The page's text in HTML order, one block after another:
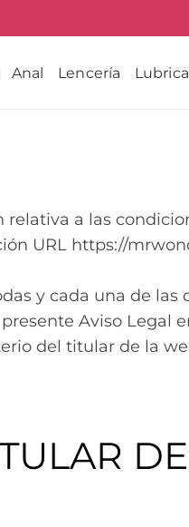
Anal Lencería
a las
URL https://
y cada una de las
Aviso Legal
del titular de la